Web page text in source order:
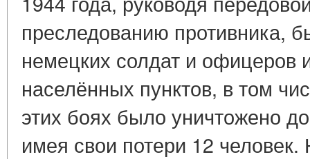
преследованию противника,
немецких солдат и офицеров
населённых пунктов, в том
этих боях было уничтожено
имея свои потери 12 человек.